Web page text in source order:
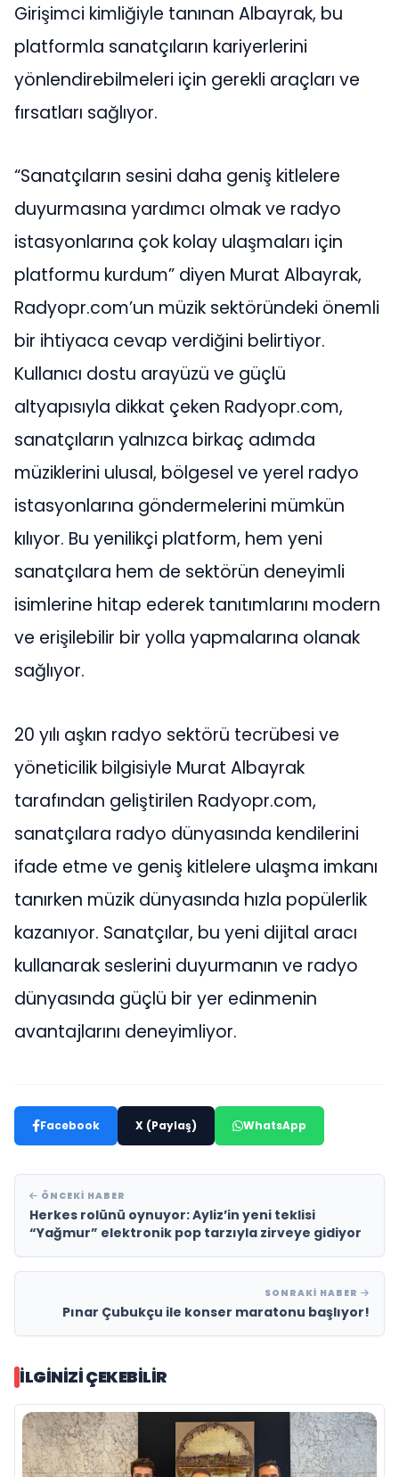
Girişimci kimliğiyle tanınan Albayrak, bu
platformla sanatçıların kariyerlerini
yönlendirebilmeleri için gerekli araçları ve
fırsatları sağlıyor.
“Sanatçıların sesini daha geniş kitlelere
duyurmasına yardımcı olmak ve radyo
istasyonlarına çok kolay ulaşmaları için
platformu kurdum” diyen Murat Albayrak,
Radyopr.com’un müzik sektöründeki önemli
bir ihtiyaca cevap verdiğini belirtiyor.
Kullanıcı dostu arayüzü ve güçlü
altyapısıyla dikkat çeken Radyopr.com,
sanatçıların yalnızca birkaç adımda
müziklerini ulusal, bölgesel ve yerel radyo
istasyonlarına göndermelerini mümkün
kılıyor. Bu yenilikçi platform, hem yeni
sanatçılara hem de sektörün deneyimli
isimlerine hitap ederek tanıtımlarını modern
ve erişilebilir bir yolla yapmalarına olanak
sağlıyor.
20 yılı aşkın radyo sektörü tecrübesi ve
yöneticilik bilgisiyle Murat Albayrak
tarafından geliştirilen Radyopr.com,
sanatçılara radyo dünyasında kendilerini
ifade etme ve geniş kitlelere ulaşma imkanı
tanırken müzik dünyasında hızla popülerlik
kazanıyor. Sanatçılar, bu yeni dijital aracı
kullanarak seslerini duyurmanın ve radyo
dünyasında güçlü bir yer edinmenin
avantajlarını deneyimliyor.
Facebook X (Paylaş) WhatsApp
ÖNCEKI HABER
Herkes rolünü oynuyor: Ayliz’in yeni teklisi
“Yağmur” elektronik pop tarzıyla zirveye gidiyor
SONRAKI HABER
Pınar Çubukçu ile konser maratonu başlıyor!
İLGINIZI ÇEKEBILIR